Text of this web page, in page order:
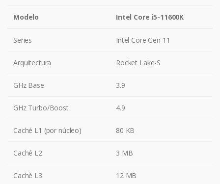
Modelo Intel Core i5-11600K
Series Intel Core Gen 11
Arquitectura Rocket Lake-S
GHz Base 3.9
GHz Turbo/Boost 4.9
Caché L1 (por núcleo) 80 KB
Caché L2 3 MB
Caché L3 12 MB